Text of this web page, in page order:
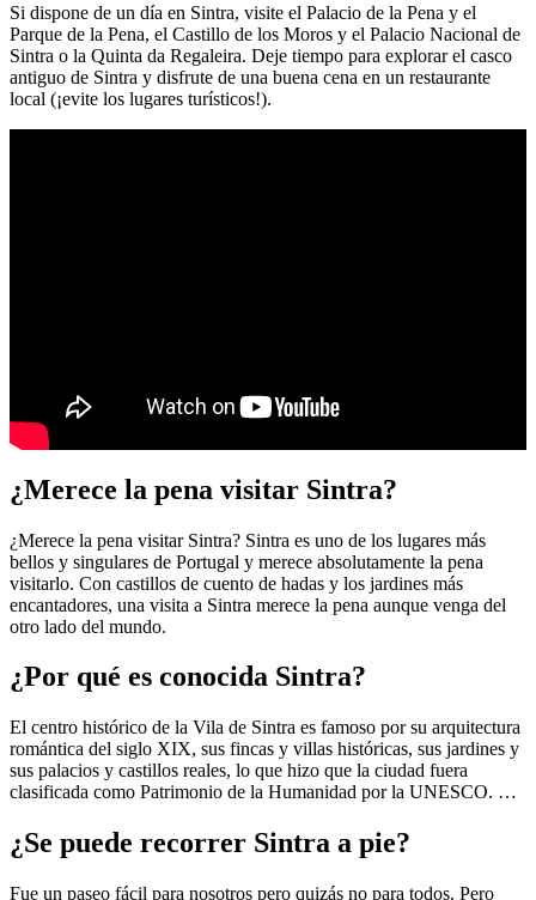
Si dispone de un día en Sintra, visite el Palacio de la Pena y el
Parque de la Pena, el Castillo de los Moros y el Palacio Nacional de
Sintra o la Quinta da Regaleira. Deje tiempo para explorar el casco
antiguo de Sintra y disfrute de una buena cena en un restaurante
local (¡evite los lugares turísticos!).
¿Merece la pena visitar Sintra?
¿Merece la pena visitar Sintra? Sintra es uno de los lugares más
bellos y singulares de Portugal y merece absolutamente la pena
visitarlo. Con castillos de cuento de hadas y los jardines más
encantadores, una visita a Sintra merece la pena aunque venga del
otro lado del mundo.
¿Por qué es conocida Sintra?
El centro histórico de la Vila de Sintra es famoso por su arquitectura
romántica del siglo XIX, sus fincas y villas históricas, sus jardines y
sus palacios y castillos reales, lo que hizo que la ciudad fuera
clasificada como Patrimonio de la Humanidad por la UNESCO. …
¿Se puede recorrer Sintra a pie?
Fue un paseo fácil para nosotros pero quizás no para todos. Pero